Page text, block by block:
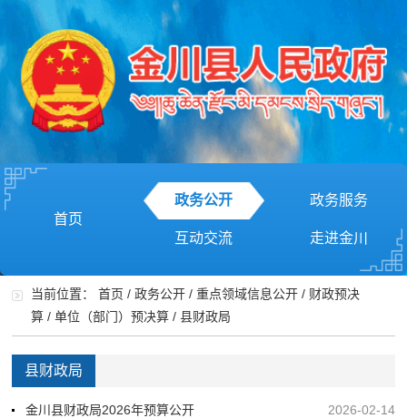
首页
政务公开 政务服务
互动交流 走进金川
当前位置：首页 /政务公开 /重点领域信息公开 / 财政预决
算 /单位（部门）预决算 /县财政局
县财政局
金川县财政局2026年预算公开
2026-02-14